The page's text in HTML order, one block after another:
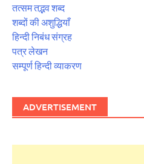
तत्सम तद्भव शब्द
शब्दों की अशुद्धियाँ
हिन्दी निबंध संग्रह
पत्र लेखन
सम्पूर्ण हिन्दी व्याकरण
ADVERTISEMENT